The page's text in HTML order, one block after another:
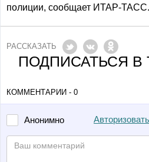
полиции, сообщает ИТАР-ТАСС.
РАССКАЗАТЬ
ПОДПИСАТЬСЯ В
КОММЕНТАРИИ - 0
Анонимно